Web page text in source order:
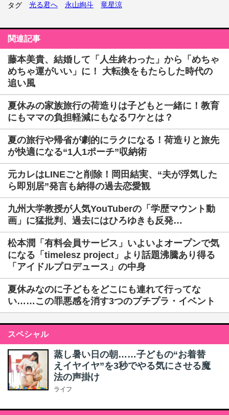
タグ 光る君へ 永山絢斗 竜星涼
関連記事
藤本美貴、結婚して「人生終わった」から「めちゃ
めちゃ運がいい」に！ 大転換をもたらした時代の
追い風
夏休みの家族旅行の荷造りは子どもと一緒に！教育
にもママの負担軽減にもなるワケとは？
夏の旅行や帰省が劇的にラクになる！荷造りと旅先
が快適になる“1人1ポーチ”収納術
元カレはLINEごと削除！岡田結実、“夫が浮気した
ら即別居”発言も納得の過去恋愛観
九州大学教授が人気YouTuberの「学歴マウント動
画」に猛批判、過去にはひろゆきも反発…
松本潤「有料会員サービス」いよいよオープンで気
になる「timelesz project」より話題沸騰あり得る
「アイドルプロデュース」の中身
夏休みなのに子どもをどこにも連れて行ってな
い……この罪悪感を消す3つのプチプラ・イベント
スペシャル
蒸し暑い日の朝……子どもの“お着替
えイヤイヤ”を3秒でやる気にさせる魔
法の声掛け
ライフ